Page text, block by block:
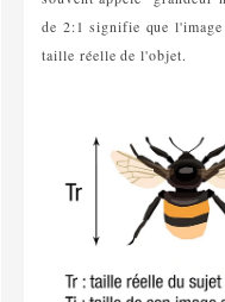
de 2:1 signifie que
taille réelle de l'objet.